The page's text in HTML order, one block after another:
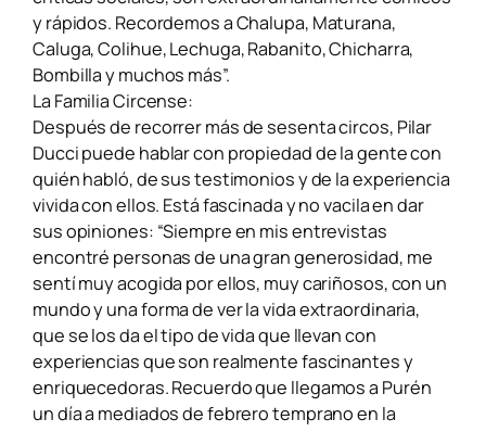
y rápidos. Recordemos a Chalupa, Maturana,
Caluga, Colihue, Lechuga, Rabanito, Chicharra,
Bombilla y muchos más”.
La Familia Circense:
Después de recorrer más de sesenta circos, Pilar
Ducci puede hablar con propiedad de la gente con
quién habló, de sus testimonios y de la experiencia
vivida con ellos. Está fascinada y no vacila en dar
sus opiniones: “Siempre en mis entrevistas
encontré personas de una gran generosidad, me
sentí muy acogida por ellos, muy cariñosos, con un
mundo y una forma de ver la vida extraordinaria,
que se los da el tipo de vida que llevan con
experiencias que son realmente fascinantes y
enriquecedoras. Recuerdo que llegamos a Purén
un día a mediados de febrero temprano en la